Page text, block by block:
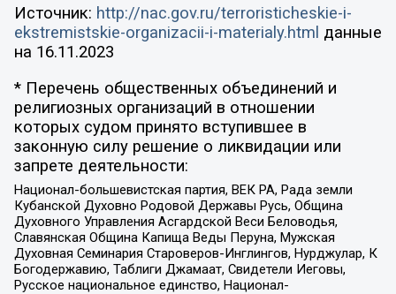
Источник: http://nac.gov.ru/terroristicheskie-i-
ekstremistskie-organizacii-i-materialy.html данные
на 16.11.2023
* Перечень общественных объединений и
религиозных организаций в отношении
которых судом принято вступившее в
законную силу решение о ликвидации или
запрете деятельности:
Национал-большевистская партия, ВЕК РА, Рада земли
Кубанской Духовно Родовой Державы Русь, Община
Духовного Управления Асгардской Веси Беловодья,
Славянская Община Капища Веды Перуна, Мужская
Духовная Семинария Староверов-Инглингов, Нурджулар, К
Богодержавию, Таблиги Джамаат, Свидетели Иеговы,
Русское национальное единство, Национал-